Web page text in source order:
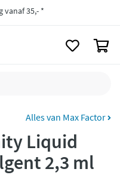
vanaf 35,- *
bezorgdAlles van Max Factor
Liquid
2,3 ml